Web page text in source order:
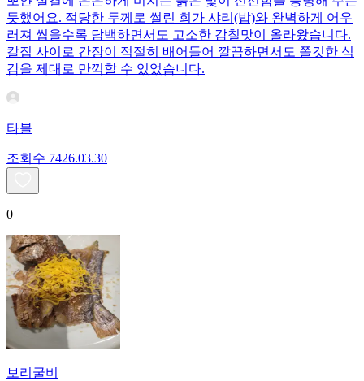
듯했어요. 적당한 두께로 썰린 회가 샤리(밥)와 완벽하게 어우
러져 씹을수록 담백하면서도 고소한 감칠맛이 올라왔습니다.
칼집 사이로 간장이 적절히 배어들어 깔끔하면서도 쫄깃한 식
감을 제대로 만끽할 수 있었습니다.
타블
조회수 7426.03.30
0
보리굴비